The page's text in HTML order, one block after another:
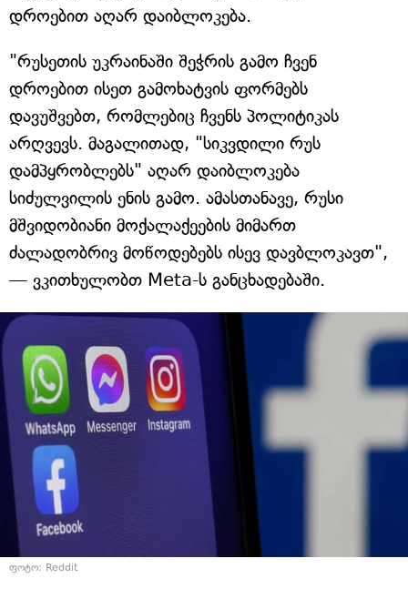
დროებით აღარ დაიბლოკება.
"რუსეთის უკრაინაში შეჭრის გამო ჩვენ
დროებით ისეთ გამოხატვის ფორმებს
დავუშვებთ, რომლებიც ჩვენს პოლიტიკას
არღვევს. მაგალითად, "სიკვდილი რუს
დამპყრობლებს" აღარ დაიბლოკება
სიძულვილის ენის გამო. ამასთანავე, რუსი
მშვიდობიანი მოქალაქეების მიმართ
ძალადობრივ მოწოდებებს ისევ დავბლოკავთ",
— ვკითხულობთ Meta-ს განცხადებაში.
ფოტო: Reddit